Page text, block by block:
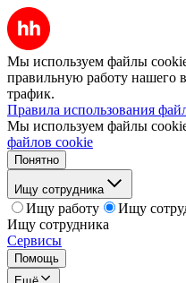
Мы используем файлы
правильную работу нашего
трафик.
Правила использования
Мы используем файлы
файлов cookie
Понятно
Ищу сотрудника
Ищу работу
Ищу
Ищу сотрудника
Сервисы
Помощь